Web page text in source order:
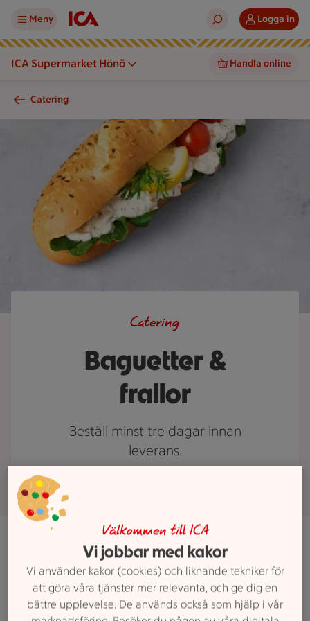
Meny Logga in
ICA Supermarket Hönö Handla online
Catering
En smörgås med sallad, tomat och citron ligger på ett bord.
Baguetter &
frallor
Catering
Beställ minst tre dagar innan
leverans.
Välkommen till ICA
Vi jobbar med kakor
Vi använder kakor (cookies) och liknande tekniker för
att göra våra tjänster mer relevanta, och ge dig en
bättre upplevelse. De används också som hjälp i vår